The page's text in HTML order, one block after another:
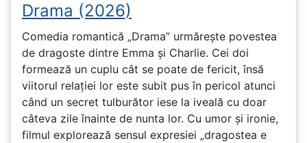
Drama (2026)
Comedia romantică „Drama” urmărește povestea
de dragoste dintre Emma și Charlie. Cei doi
formează un cuplu cât se poate de fericit, însă
viitorul relației lor este subit pus în pericol atunci
când un secret tulburător iese la iveală cu doar
câteva zile înainte de nunta lor. Cu umor și ironie,
filmul explorează sensul expresiei „dragostea e